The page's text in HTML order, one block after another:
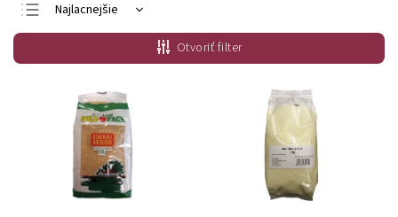
Najlacnejšie
Najdrahšie
Najpredávanejšie
Abecedne
Otvoriť filter